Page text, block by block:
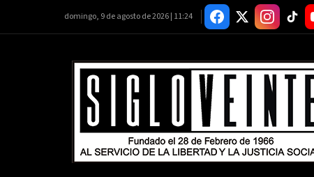
domingo, 9 de agosto de 2026 | 11:24